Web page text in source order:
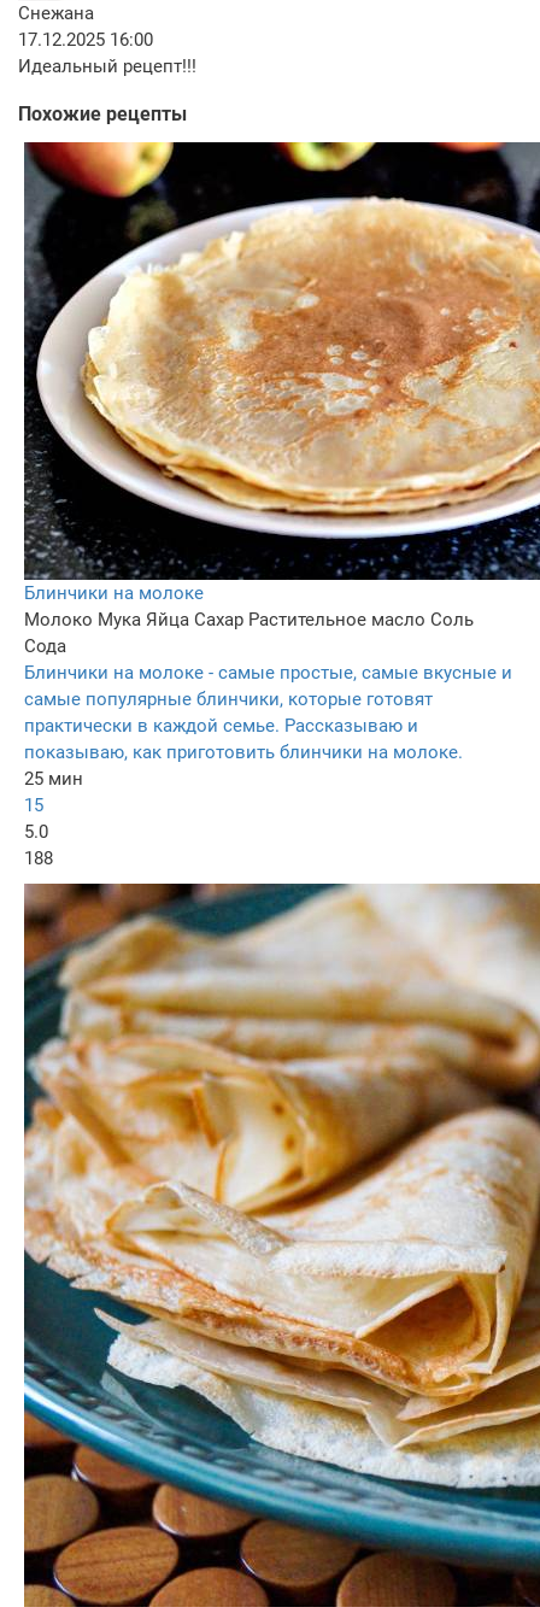
Снежана
17.12.2025 16:00
Идеальный рецепт!!!
Похожие рецепты
Блинчики на молоке
Молоко Мука Яйца Сахар Растительное масло Соль
Сода
Блинчики на молоке - самые простые, самые вкусные и
самые популярные блинчики, которые готовят
практически в каждой семье. Рассказываю и
показываю, как приготовить блинчики на молоке.
25 мин
15
5.0
188